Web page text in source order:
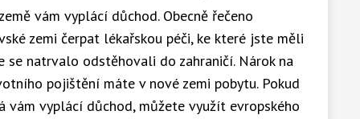
vám vyplácí důchod. Obecně řečeno
zemi čerpat lékařskou péči, ke které jste měli
se natrvalo odstěhovali do zahraničí. Nárok na
pojištění máte v nové zemi pobytu. Pokud
vám vyplácí důchod, můžete využít evropského